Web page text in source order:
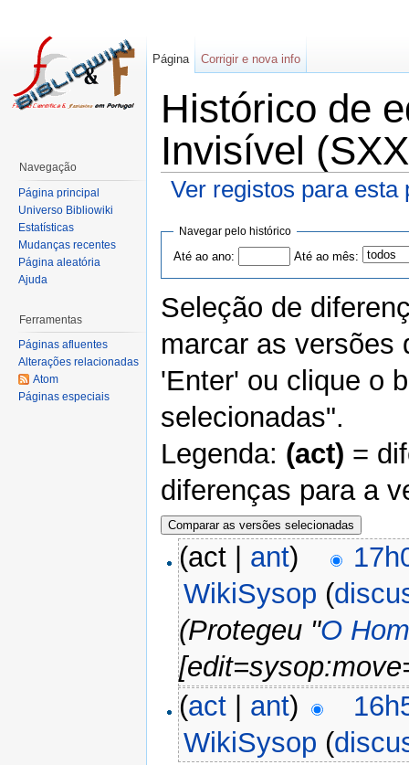
Histórico de
Invisível
Ver registos para esta
Navegar pelo histórico
Até ao ano: Até ao mês:
Seleção de
marcar as versões
'Enter' ou clique o
selecionadas".
Legenda: (act) =
diferenças para a
(act | ant)
WikiSysop (
(Protegeu "O
(act ant)
WikiSysop (
Página Corrigir e nova info
Navegação
Página principal
Universo Bibliowiki
Estatísticas
Mudanças recentes
Página aleatória
Ajuda
Ferramentas
Páginas afluentes
Alterações relacionadas
Atom
Páginas especiais